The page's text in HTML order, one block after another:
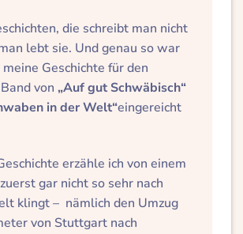
das Buch ‚Auf gut Schwäbisch –
in der Welt‘.
die schreibt man nicht
lebt sie. Und genau so war
Geschichte für den
von „Auf gut Schwäbisch“
in der Welt“eingereicht
erzähle ich von einem
gar nicht so sehr nach
klingt – nämlich den Umzug
von Stuttgart nach